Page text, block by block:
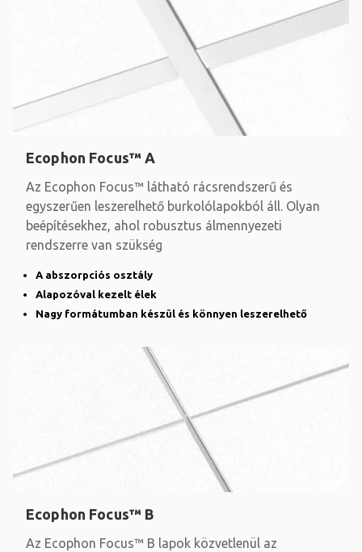
Ecophon Focus™ A
Az Ecophon Focus™ látható rácsrendszerű és
egyszerűen leszerelhető burkolólapokból áll. Olyan
beépítésekhez, ahol robusztus álmennyezeti
rendszerre van szükség
A abszorpciós osztály
Alapozóval kezelt élek
Nagy formátumban készül és könnyen leszerelhető
Ecophon Focus™ B
Az Ecophon Focus™ B lapok közvetlenül az